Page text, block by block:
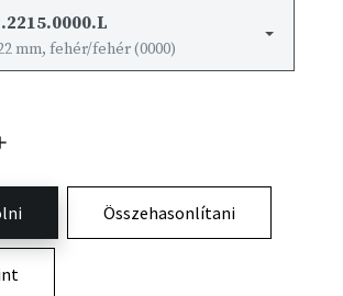
mm, fehér/fehér (0000)
Összehasonlítani